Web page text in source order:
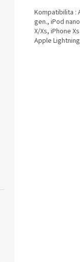
Kompatibilita :
gen., iPod
X/Xs, iPhone
Apple